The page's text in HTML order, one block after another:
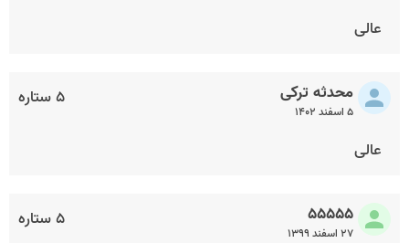
عالی
۵ ستاره محدثه ترکی
۵ اسفند ۱۴۰۲
عالی
۵ ستاره ۵۵۵۵۵
۲۷ اسفند ۱۳۹۹